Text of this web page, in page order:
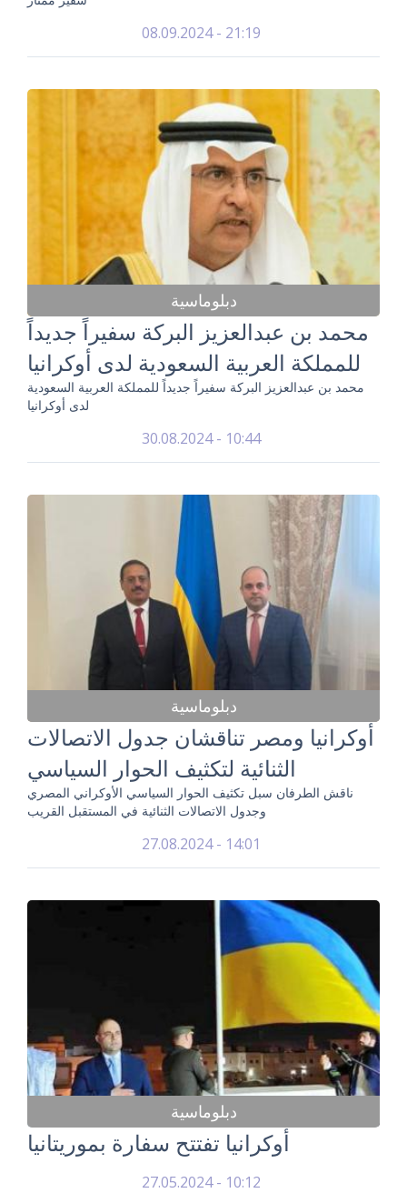
08.09.2024 - 21:19
دبلوماسية
محمد بن عبدالعزيز البركة سفيراً جديداً
للمملكة العربية السعودية لدى أوكرانيا
محمد بن عبدالعزيز البركة سفيراً جديداً للمملكة العربية السعودية
لدى أوكرانيا
30.08.2024 - 10:44
دبلوماسية
أوكرانيا ومصر تناقشان جدول الاتصالات
الثنائية لتكثيف الحوار السياسي
ناقش الطرفان سبل تكثيف الحوار السياسي الأوكراني المصري
وجدول الاتصالات الثنائية في المستقبل القريب
27.08.2024 - 14:01
دبلوماسية
أوكرانيا تفتتح سفارة بموريتانيا
27.05.2024 - 10:12